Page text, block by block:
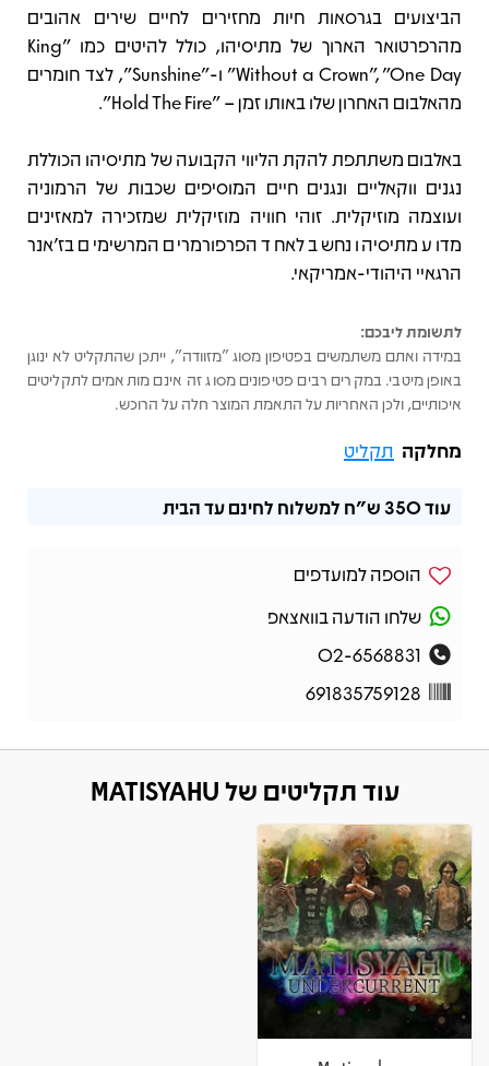
הביצועים בגרסאות חיות מחזירים לחיים שירים אהובים
מהרפרטואר הארוך של מתיסיהו, כולל להיטים כמו "King
Without a Crown", "One Day" ו-"Sunshine", לצד חומרים
מהאלבום האחרון שלו באותו זמן – "Hold The Fire".
באלבום משתתפת להקת הליווי הקבועה של מתיסיהו הכוללת
נגנים ווקאליים ונגנים חיים המוסיפים שכבות של הרמוניה
ועוצמה מוזיקלית. זוהי חוויה מוזיקלית שמזכירה למאזינים
מדוע מתיסיהו נחשב לאחד הפרפורמרים המרשימים בז'אנר
הרגאיי היהודי-אמריקאי.
לתשומת ליבכם:
במידה ואתם משתמשים בפטיפון מסוג "מזוודה", ייתכן שהתקליט לא ינוגן
באופן מיטבי. במקרים רבים פטיפונים מסוג זה אינם מותאמים לתקליטים
איכותיים, ולכן האחריות על התאמת המוצר חלה על הרוכש.
מחלקה תקליט
עוד350 ש"ח למשלוח לחינם עד הבית
הוספה למועדפים
שלחו הודעה בוואצאפ
02-6568831
691835759128
עוד תקליטים של MATISYAHU